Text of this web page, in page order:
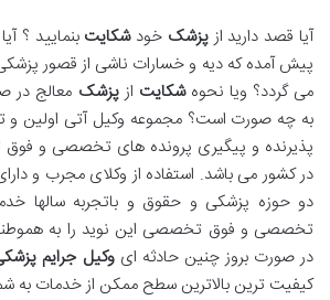
آیا قصد دارید ازپزشک خودشکایت بنمایید ؟
پیش آمده که دیه و خسارات ناشی از قصور
می گردد؟ ویا نحوهشکایت ازپزشک معالج در
به چه صورت است؟ مجموعه وکیل آتی اولین
پذیرنده و پیگیری پرونده های تخصصی و
در کشور می باشد. استفاده از وکلای مجرب و
دو حوزه پزشکی و حقوق و باتجربه سالها
تخصصی و فوق تخصصی این نوید را به
در صورت بروز چنین حادثه ایوکیل جرایم
کیفیت ترین بالاترین سطح ممکن از خدمات به